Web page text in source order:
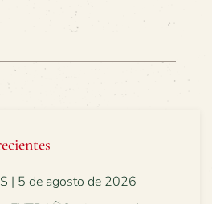
| 5 de agosto de 2026